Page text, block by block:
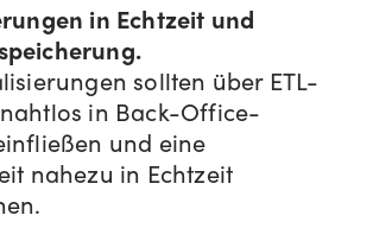
in Echtzeit und
sollten über ETL-
in Back-Office-
und eine
nahezu in Echtzeit